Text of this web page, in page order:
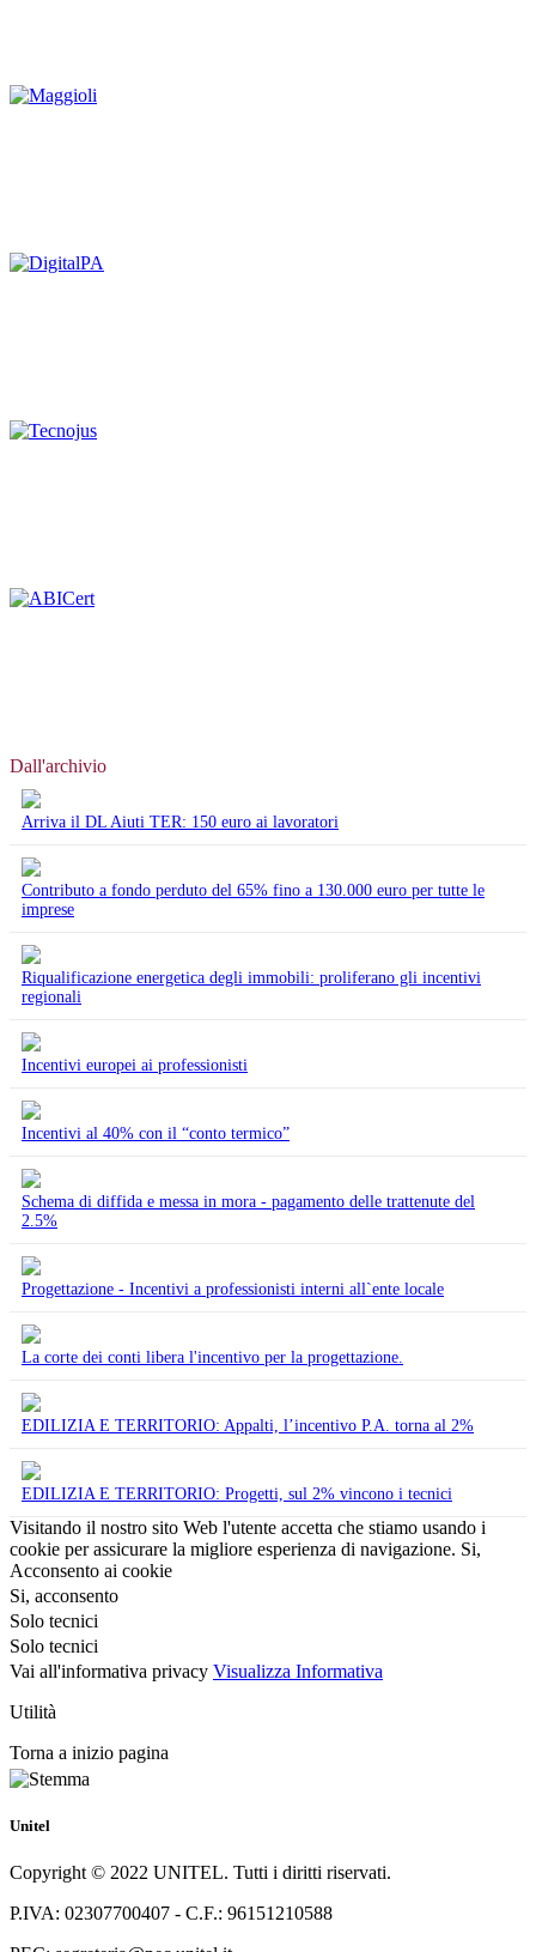
Dall'archivio
Arriva il DL Aiuti TER: 150 euro ai lavoratori
Contributo a fondo perduto del 65% fino a 130.000 euro per tutte le
imprese
Riqualificazione energetica degli immobili: proliferano gli incentivi
regionali
Incentivi europei ai professionisti
Incentivi al 40% con il “conto termico”
Schema di diffida e messa in mora - pagamento delle trattenute del
2.5%
Progettazione - Incentivi a professionisti interni all`ente locale
La corte dei conti libera l'incentivo per la progettazione.
EDILIZIA E TERRITORIO: Appalti, l’incentivo P.A. torna al 2%
EDILIZIA E TERRITORIO: Progetti, sul 2% vincono i tecnici
Visitando il nostro sito Web l'utente accetta che stiamo usando i
cookie per assicurare la migliore esperienza di navigazione. Si,
Acconsento ai cookie
Si, acconsento
Solo tecnici
Solo tecnici
Vai all'informativa privacy Visualizza Informativa
Utilità
Torna a inizio pagina
Unitel
Copyright © 2022 UNITEL. Tutti i diritti riservati.
P.IVA: 02307700407 - C.F.: 96151210588